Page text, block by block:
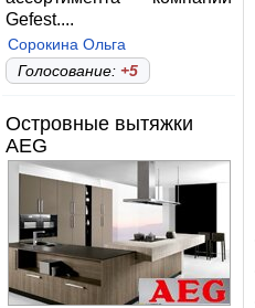
Gefest....
Сорокина Ольга
Голосование:+5
Островные вытяжки
AEG